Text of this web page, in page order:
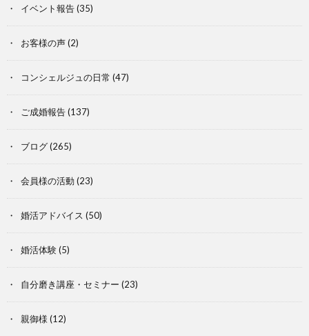
イベント報告(35)
お客様の声(2)
コンシェルジュの日常 (47)
ご成婚報告(137)
ブログ(265)
会員様の活動(23)
婚活アドバイス (50)
婚活体験(5)
自分磨き講座・セミナー (23)
親御様 (12)